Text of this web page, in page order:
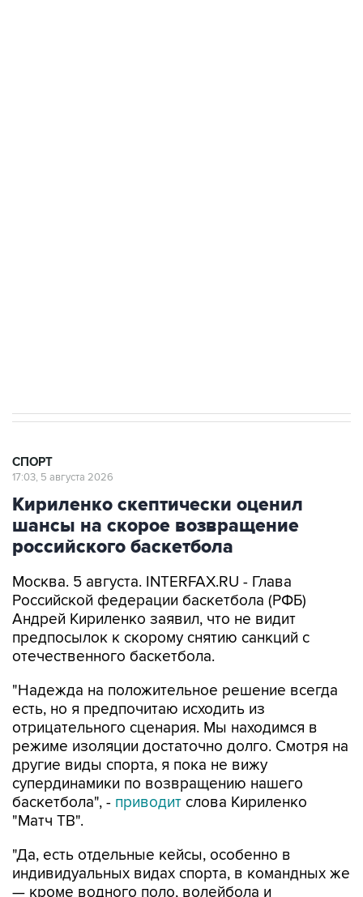
СПОРТ
17:03, 5 августа 2026
Кириленко скептически оценил
шансы на скорое возвращение
российского баскетбола
Москва. 5 августа. INTERFAX.RU - Глава
Российской федерации баскетбола (РФБ)
Андрей Кириленко заявил, что не видит
предпосылок к скорому снятию санкций с
отечественного баскетбола.
"Надежда на положительное решение всегда
есть, но я предпочитаю исходить из
отрицательного сценария. Мы находимся в
режиме изоляции достаточно долго. Смотря на
другие виды спорта, я пока не вижу
супердинамики по возвращению нашего
баскетбола", - приводит слова Кириленко
"Матч ТВ".
"Да, есть отдельные кейсы, особенно в
индивидуальных видах спорта, в командных же
— кроме водного поло, волейбола и